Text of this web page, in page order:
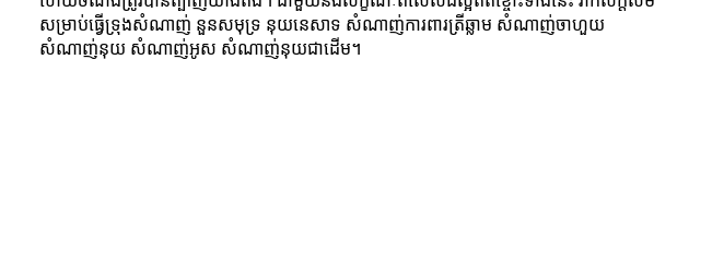
សម្រាប់ធ្វើទ្រុងសំណាញ់ នួនសមុទ្រ នុយនេសាទ សំណាញ់ការពារត្រីឆ្លាម សំណាញ់ចាហួយ
សំណាញ់នុយ សំណាញ់អូស សំណាញ់នុយជាដើម។